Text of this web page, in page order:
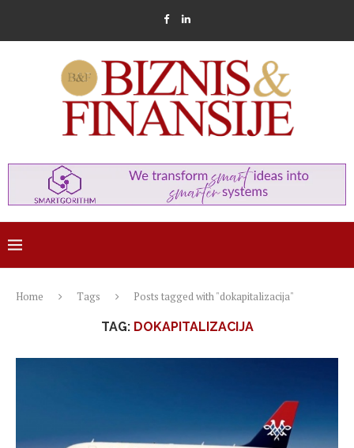
Home Tags Posts tagged with "dokapitalizacija"
TAG: DOKAPITALIZACIJA